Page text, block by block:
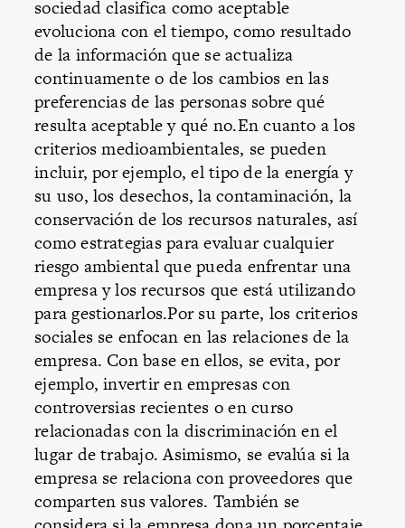
sociedad clasifica como aceptable
evoluciona con el tiempo, como resultado
de la información que se actualiza
continuamente o de los cambios en las
preferencias de las personas sobre qué
resulta aceptable y qué no.En cuanto a los
criterios medioambientales, se pueden
incluir, por ejemplo, el tipo de la energía y
su uso, los desechos, la contaminación, la
conservación de los recursos naturales, así
como estrategias para evaluar cualquier
riesgo ambiental que pueda enfrentar una
empresa y los recursos que está utilizando
para gestionarlos.Por su parte, los criterios
sociales se enfocan en las relaciones de la
empresa. Con base en ellos, se evita, por
ejemplo, invertir en empresas con
controversias recientes o en curso
relacionadas con la discriminación en el
lugar de trabajo. Asimismo, se evalúa si la
empresa se relaciona con proveedores que
comparten sus valores. También se